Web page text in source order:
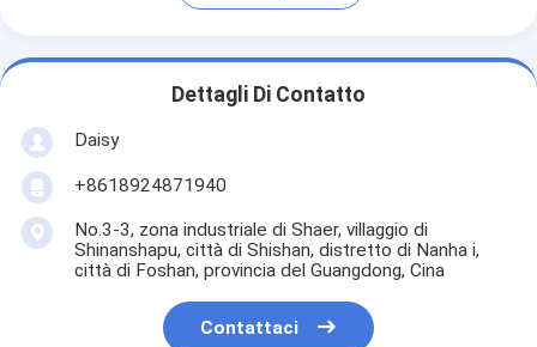
Dettagli Di Contatto
Daisy
+8618924871940
No.3-3, zona industriale di Shaer, villaggio di
Shinanshapu, città di Shishan, distretto di Nanha i,
città di Foshan, provincia del Guangdong, Cina
Contattaci